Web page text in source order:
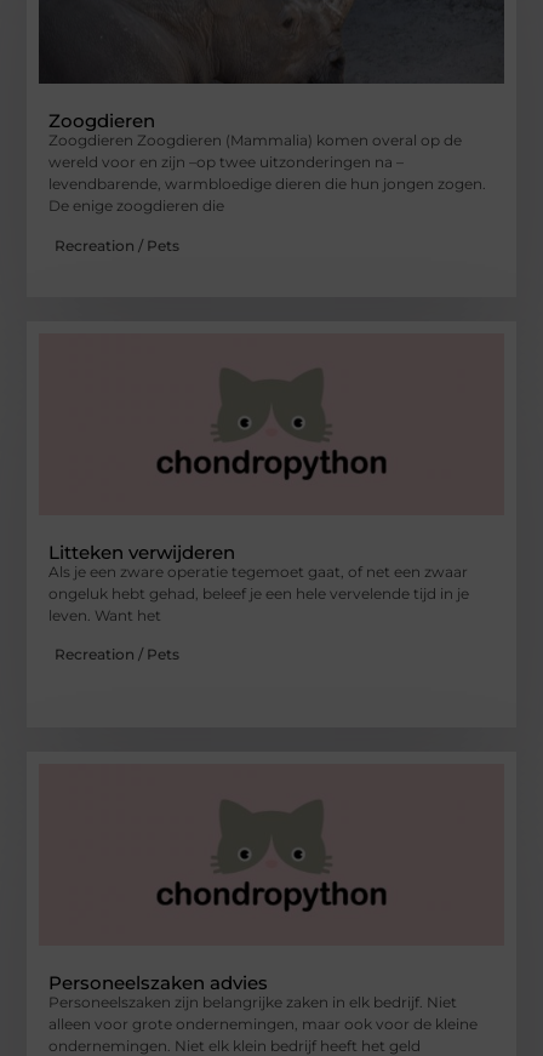
Zoogdieren
Zoogdieren Zoogdieren (Mammalia) komen overal op de
wereld voor en zijn –op twee uitzonderingen na –
levendbarende, warmbloedige dieren die hun jongen zogen.
De enige zoogdieren die
Recreation / Pets
Litteken verwijderen
Als je een zware operatie tegemoet gaat, of net een zwaar
ongeluk hebt gehad, beleef je een hele vervelende tijd in je
leven. Want het
Recreation / Pets
Personeelszaken advies
Personeelszaken zijn belangrijke zaken in elk bedrijf. Niet
alleen voor grote ondernemingen, maar ook voor de kleine
ondernemingen. Niet elk klein bedrijf heeft het geld